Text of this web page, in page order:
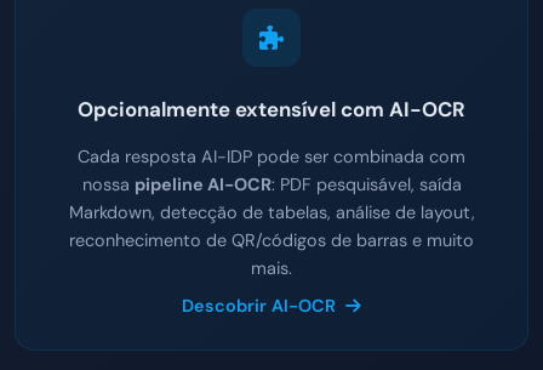
Opcionalmente extensível com AI-OCR
Cada resposta AI-IDP pode ser combinada com
nossa pipeline AI-OCR: PDF pesquisável, saída
Markdown, detecção de tabelas, análise de layout,
reconhecimento de QR/códigos de barras e muito
mais.
Descobrir AI-OCR